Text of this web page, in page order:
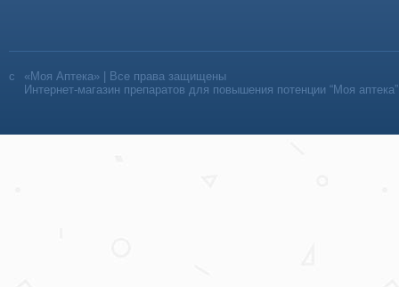
«Моя Аптека» | Все права защищены
Интернет-магазин препаратов для повышения потенции “Моя